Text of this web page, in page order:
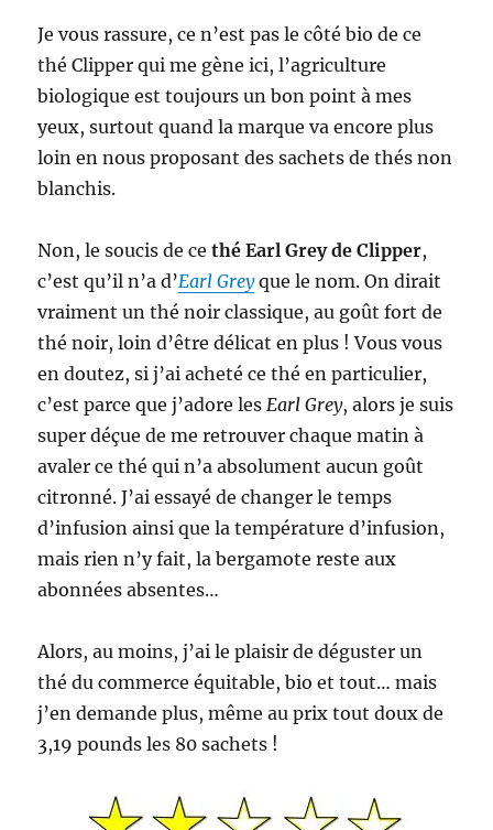
Je vous rassure, ce n’est pas le côté bio de ce
thé Clipper qui me gène ici, l’agriculture
biologique est toujours un bon point à mes
yeux, surtout quand la marque va encore plus
loin en nous proposant des sachets de thés non
blanchis.
Non, le soucis de cethé Earl Grey de Clipper,
c’est qu’il n’a d’Earl Greyque le nom. On dirait
vraiment un thé noir classique, au goût fort de
thé noir, loin d’être délicat en plus ! Vous vous
en doutez, si j’ai acheté ce thé en particulier,
c’est parce que j’adore lesEarl Grey, alors je suis
super déçue de me retrouver chaque matin à
avaler ce thé qui n’a absolument aucun goût
citronné. J’ai essayé de changer le temps
d’infusion ainsi que la température d’infusion,
mais rien n’y fait, la bergamote reste aux
abonnées absentes…
Alors, au moins, j’ai le plaisir de déguster un
thé du commerce équitable, bio et tout… mais
j’en demande plus, même au prix tout doux de
3,19 pounds les 80 sachets !